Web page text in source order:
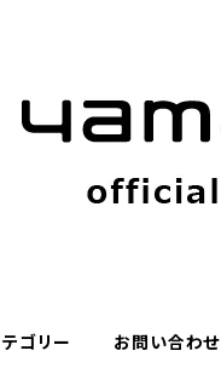
ゴリー お問い合わせ